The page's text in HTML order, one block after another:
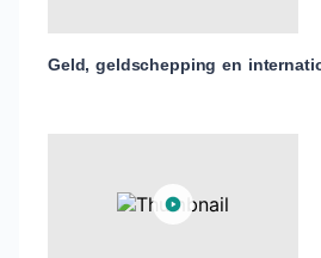
Geld, geldschepping en